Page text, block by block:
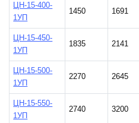
ЦН-15-400-
1УП
1450 1691
ЦН-15-450-
1УП
1835 2141
ЦН-15-500-
1УП
2270 2645
ЦН-15-550-
1УП
2740 3200